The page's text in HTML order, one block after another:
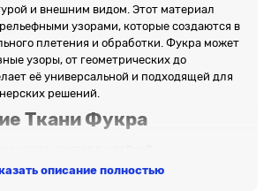
и внешним видом. Этот материал
узорами, которые создаются в
плетения и обработки. Фукра может
узоры, от геометрических до
её универсальной и подходящей для
решений.
Ткани Фукра
своим эстетическим и
описание полностью